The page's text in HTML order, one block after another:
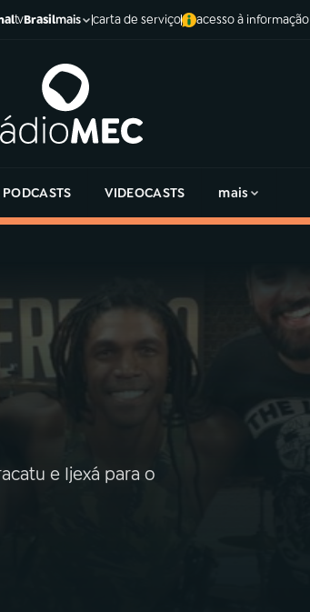
tvBrasilmais carta de serviço acesso à informação
PODCASTS VIDEOCASTS mais
e Ijexá para o